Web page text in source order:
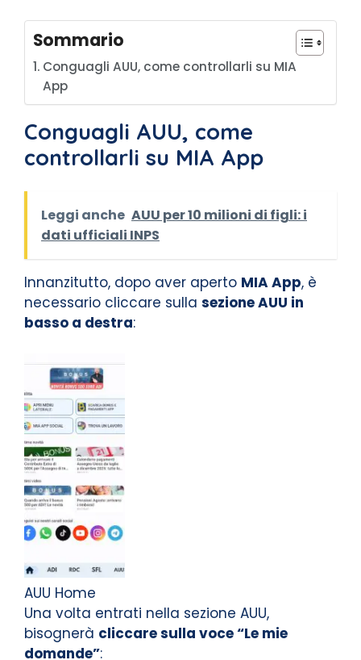
Sommario
Conguagli AUU, come controllarli su MIA
App
Conguagli AUU, come
controllarli su MIA App
Leggi anche AUU per 10 milioni di figli: i
dati ufficiali INPS
Innanzitutto, dopo aver aperto MIA App, è
necessario cliccare sulla sezione AUU in
basso a destra:
AUU Home
Una volta entrati nella sezione AUU,
bisognerà cliccare sulla voce “Le mie
domande”: